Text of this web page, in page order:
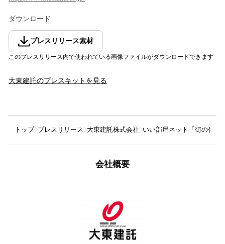
ダウンロード
プレスリリース素材
このプレスリリース内で使われている画像ファイルがダウンロードできます
大東建託のプレスキットを見る
トップ プレスリリース 大東建託株式会社 いい部屋ネット「街の住み
会社概要